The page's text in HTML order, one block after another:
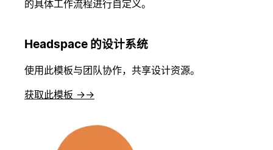
的具体工作流程进行自定义。
Headspace 的设计系统
使用此模板与团队协作，共享设计资源。
获取此模板 →→